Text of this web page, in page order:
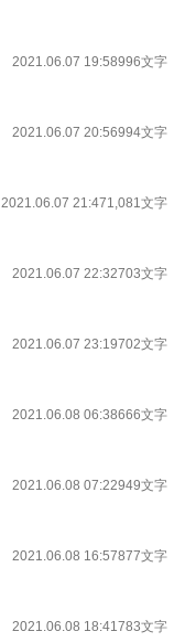
2021.06.07 19:58996文字
2021.06.07 20:56994文字
2021.06.07 21:471,081文字
2021.06.07 22:32703文字
2021.06.07 23:19702文字
2021.06.08 06:38666文字
2021.06.08 07:22949文字
2021.06.08 16:57877文字
2021.06.08 18:41783文字